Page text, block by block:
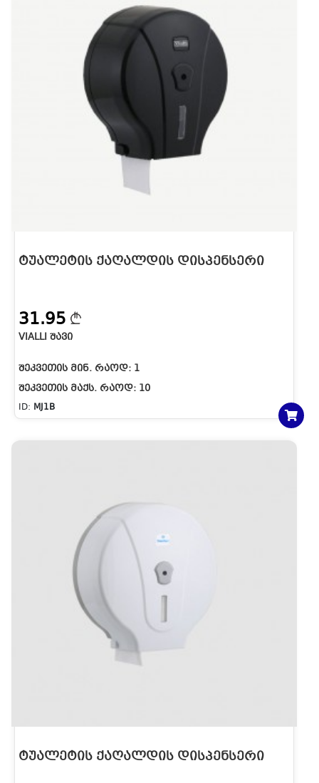
ᲢᲣᲐᲚᲔᲢᲘᲡ ᲥᲐᲦᲐᲚᲓᲘᲡ ᲓᲘᲡᲞᲔᲜᲡᲔᲠᲘ
31.95
VIALLI ᲨᲐᲕᲘ
ᲨᲔᲙᲕᲔᲗᲘᲡ ᲛᲘᲜ. ᲠᲐᲝᲓ: 1
ᲨᲔᲙᲕᲔᲗᲘᲡ ᲛᲐᲥᲡ. ᲠᲐᲝᲓ: 10
ID: MJ1B
ᲢᲣᲐᲚᲔᲢᲘᲡ ᲥᲐᲦᲐᲚᲓᲘᲡ ᲓᲘᲡᲞᲔᲜᲡᲔᲠᲘ